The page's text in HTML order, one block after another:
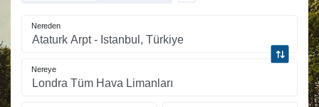
Nereden
Nereye